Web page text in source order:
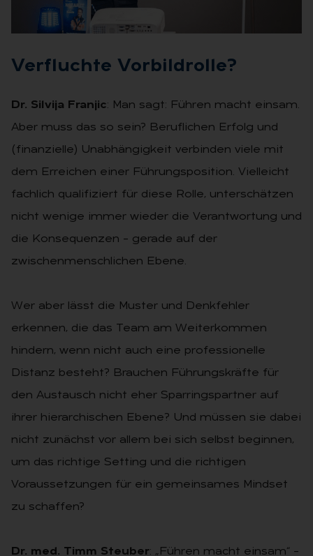
Ver­fluch­te Vor­bild­rol­le?
Dr. Silvija Franjic: Man sagt: Führen macht einsam.
Aber muss das so sein? Beruflichen Erfolg und
(finanzielle) Unabhängigkeit verbinden viele mit
dem Erreichen einer Führungsposition. Vielleicht
fachlich qualifiziert für diese Rolle, unterschätzen
nicht wenige immer wieder die Verantwortung und
die Konsequenzen – gerade auf der
zwischenmenschlichen Ebene.
Wer aber lässt die Muster und Denkfehler
erkennen, die das Team am Weiterkommen
hindern, wenn nicht auch eine professionelle
Distanz besteht? Brauchen Führungskräfte für
den Austausch nicht eher Sparringspartner auf
ihrer hierarchischen Ebene? Und müssen sie dabei
nicht zunächst vor allem bei sich selbst beginnen,
um das richtige Setting und die richtigen
Voraussetzungen für ein gemeinsames Mindset
zu schaffen?
Dr. med. Timm Steuber: „Führen macht einsam“ –